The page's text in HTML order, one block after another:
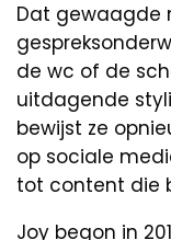
Dat gewaagde
de wc of de
uitdagende
bewijst ze
op sociale
tot content die
Joy begon in